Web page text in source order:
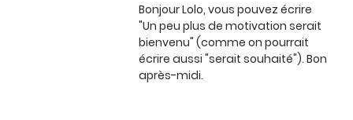
Bonjour Lolo, vous pouvez écrire
"Un peu plus de motivation serait
bienvenu" (comme on pourrait
écrire aussi "serait souhaité"). Bon
après-midi.